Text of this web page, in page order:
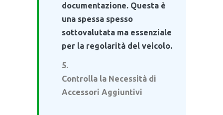
documentazione. Questa è
una spessa spesso
sottovalutata ma essenziale
per la regolarità del veicolo.
Controlla la Necessità di
Accessori Aggiuntivi